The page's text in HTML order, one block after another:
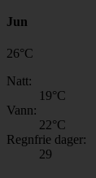
Jun
26°C
Natt:
19°C
Vann:
22°C
Regnfrie dager:
29